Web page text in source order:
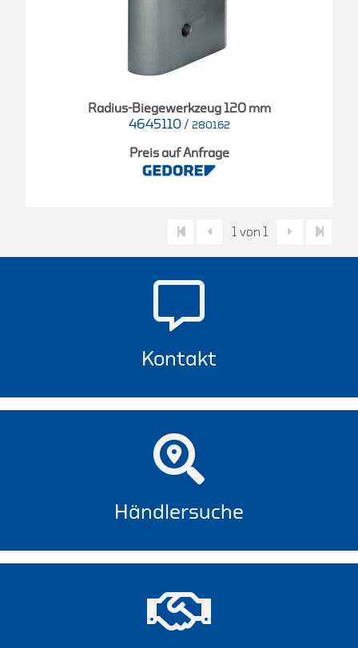
Radius-Biegewerkzeug 120 mm
4645110 / 280162
Preis auf Anfrage
1 von 1
Kontakt
Händlersuche